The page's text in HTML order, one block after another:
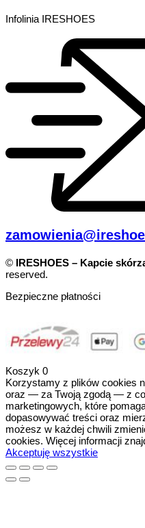
Infolinia IRESHOES
© IRESHOES – Kapcie
reserved.
Bezpieczne płatności
Koszyk 0
Korzystamy z plików cookies
oraz — za Twoją zgodą — z
marketingowych, które
dopasowywać treści oraz
możesz w każdej chwili
cookies. Więcej informacji
Akceptuję wszystkie